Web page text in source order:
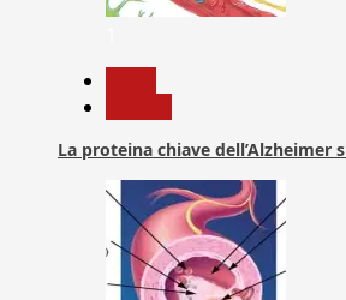
La proteina chiave